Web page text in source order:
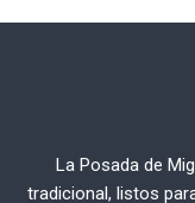
La Posada de
tradicional, listos